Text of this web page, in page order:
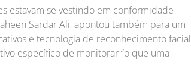
estavam se vestindo em conformidade
Sardar Ali, apontou também para um
e tecnologia de reconhecimento facial
específico de monitorar “o que uma